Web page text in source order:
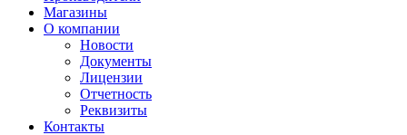
Магазины
О компании
Новости
Документы
Лицензии
Отчетность
Реквизиты
Контакты